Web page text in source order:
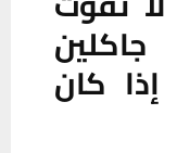
كان